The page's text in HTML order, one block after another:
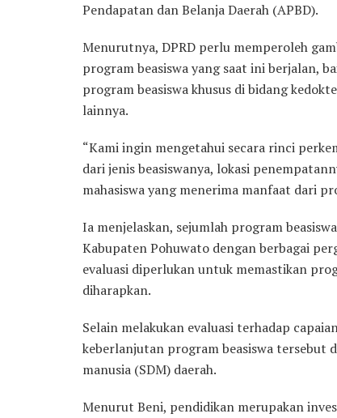
Pendapatan dan Belanja Daerah (APBD).
Menurutnya, DPRD perlu memperoleh
program beasiswa yang saat ini berjalan,
program beasiswa khusus di bidang
lainnya.
“Kami ingin mengetahui secara rinci
dari jenis beasiswanya, lokasi
mahasiswa yang menerima manfaat dari
Ia menjelaskan, sejumlah program
Kabupaten Pohuwato dengan berbagai
evaluasi diperlukan untuk memastikan
diharapkan.
Selain melakukan evaluasi terhadap
keberlanjutan program beasiswa tersebut
manusia (SDM) daerah.
Menurut Beni, pendidikan merupakan